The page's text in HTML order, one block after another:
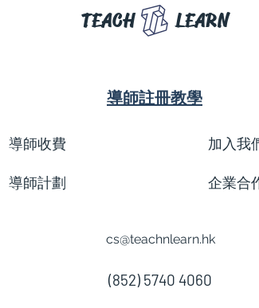
TEACH LEARN
導師註冊教學
導師收費
導師計劃
加入我
企業合
cs@teachnlearn.hk
(852) 5740 4060